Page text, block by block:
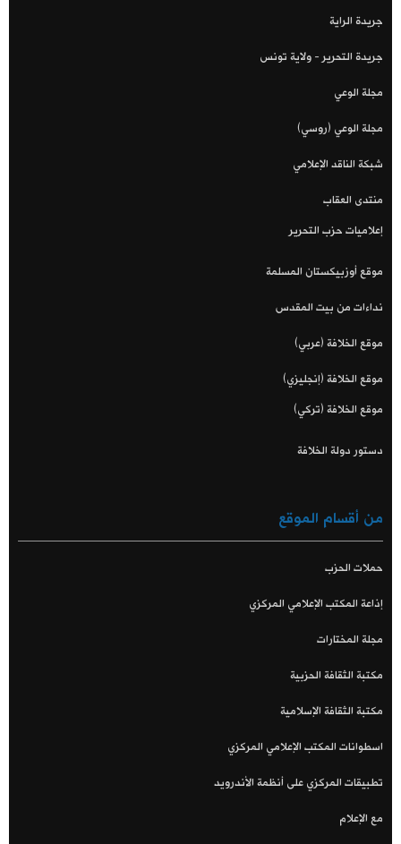
جريدة الراية
جريدة التحرير - ولاية تونس
مجلة الوعي
مجلة الوعي (روسي)
شبكة الناقد الإعلامي
منتدى العقاب
إعلاميات حزب التحرير
موقع أوزبيكستان المسلمة
نداءات من بيت المقدس
موقع الخلافة (عربي)
موقع الخلافة (إنجليزي)
موقع الخلافة (تركي)
دستور دولة الخلافة
من أقسام الموقع
حملات الحزب
إذاعة المكتب الإعلامي المركزي
مجلة المختارات
مكتبة الثقافة الحزبية
مكتبة الثقافة الإسلامية
اسطوانات المكتب الإعلامي المركزي
تطبيقات المركزي على أنظمة الأندرويد
مع الإعلام